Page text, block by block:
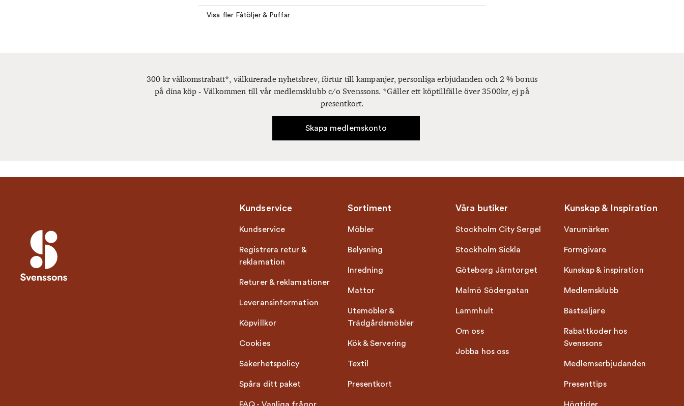
Visa fler Fåtöljer & Puffar
300 kr välkomstrabatt*, välkurerade nyhetsbrev, förtur till kampanjer, personliga erbjudanden och 2 % bonus
på dina köp - Välkommen till vår medlemsklubb c/o Svenssons. *Gäller ett köptillfälle över 3500kr, ej på
presentkort.
Skapa medlemskonto
Kundservice
Kundservice
Registrera retur &
reklamation
Returer & reklamationer
Leveransinformation
Köpvillkor
Cookies
Säkerhetspolicy
Spåra ditt paket
Sortiment
Möbler
Belysning
Inredning
Mattor
Utemöbler &
Trädgårdsmöbler
Kök & Servering
Textil
Presentkort
Våra butiker
Stockholm City Sergel
Stockholm Sickla
Göteborg Järntorget
Malmö Södergatan
Lammhult
Om oss
Jobba hos oss
Kunskap & Inspiration
Varumärken
Formgivare
Kunskap & inspiration
Medlemsklubb
Bästsäljare
Rabattkoder hos
Svenssons
Medlemserbjudanden
Presenttips